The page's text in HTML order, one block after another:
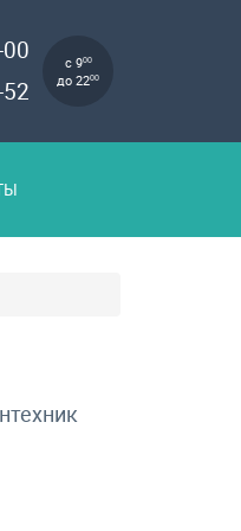
с 900
до 2200